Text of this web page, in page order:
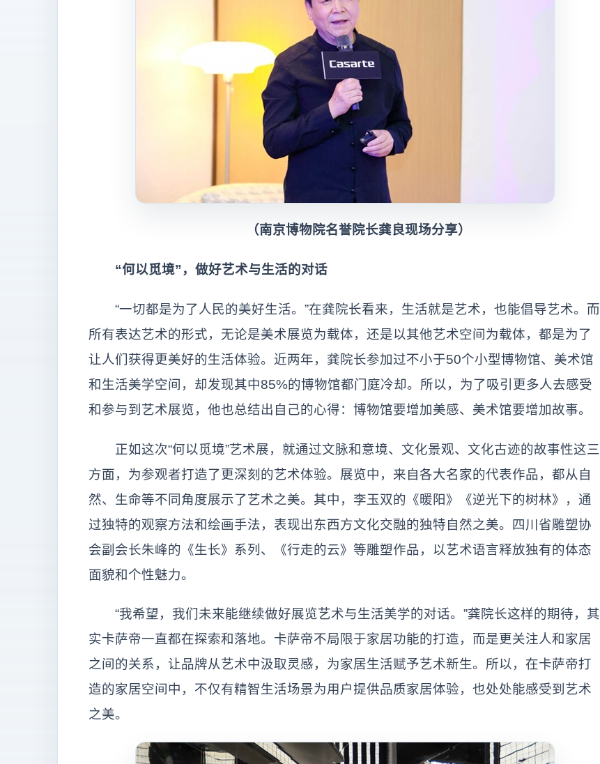
（南京博物院名誉院长龚良现场分享）
“何以觅境”，做好艺术与生活的对话
“一切都是为了人民的美好生活。”在龚院长看来，生活就是艺术，也能倡导艺术。而
所有表达艺术的形式，无论是美术展览为载体，还是以其他艺术空间为载体，都是为了
让人们获得更美好的生活体验。近两年，龚院长参加过不小于50个小型博物馆、美术馆
和生活美学空间，却发现其中85%的博物馆都门庭冷却。所以，为了吸引更多人去感受
和参与到艺术展览，他也总结出自己的心得：博物馆要增加美感、美术馆要增加故事。
正如这次“何以觅境”艺术展，就通过文脉和意境、文化景观、文化古迹的故事性这三
方面，为参观者打造了更深刻的艺术体验。展览中，来自各大名家的代表作品，都从自
然、生命等不同角度展示了艺术之美。其中，李玉双的《暖阳》《逆光下的树林》，通
过独特的观察方法和绘画手法，表现出东西方文化交融的独特自然之美。四川省雕塑协
会副会长朱峰的《生长》系列、《行走的云》等雕塑作品，以艺术语言释放独有的体态
面貌和个性魅力。
“我希望，我们未来能继续做好展览艺术与生活美学的对话。”龚院长这样的期待，其
实卡萨帝一直都在探索和落地。卡萨帝不局限于家居功能的打造，而是更关注人和家居
之间的关系，让品牌从艺术中汲取灵感，为家居生活赋予艺术新生。所以，在卡萨帝打
造的家居空间中，不仅有精智生活场景为用户提供品质家居体验，也处处能感受到艺术
之美。